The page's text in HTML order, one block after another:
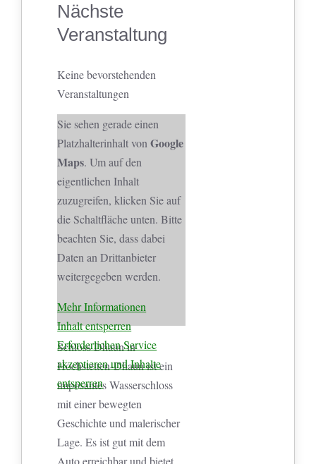
Nächste
Veranstaltung
Keine bevorstehenden
Veranstaltungen
Sie sehen gerade einen
Platzhalterinhalt vonGoogle
Maps. Um auf den
eigentlichen Inhalt
zuzugreifen, klicken Sie auf
die Schaltfläche unten. Bitte
beachten Sie, dass dabei
Daten an Drittanbieter
weitergegeben werden.
Mehr Informationen
Inhalt entsperren
Erforderlichen Service
akzeptieren und Inhalte
entsperren
Schloss Dhaun in
Hochstetten-Dhaun ist ein
imposantes Wasserschloss
mit einer bewegten
Geschichte und malerischer
Lage. Es ist gut mit dem
Auto erreichbar und bietet